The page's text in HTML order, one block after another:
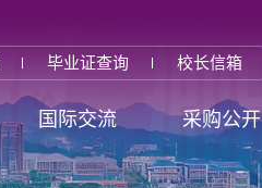
毕业证查询 校长信箱
国际交流 采购公开